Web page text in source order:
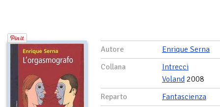
Autore
Enrique Serna
Collana
Intrecci
Voland 2008
Reparto
Fantascienza